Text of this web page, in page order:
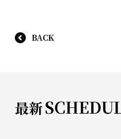
BACK
最新